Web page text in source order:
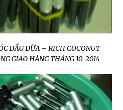
DẦU DỪA – RICH COCONUT
GIAO HÀNG THÁNG 10-2014